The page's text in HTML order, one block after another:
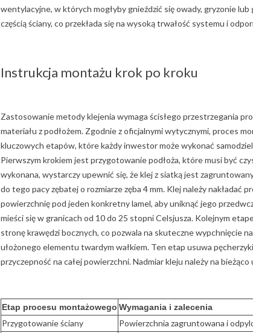
wentylacyjne, w których mogłyby gnieździć się owady, gryzonie lub
częścią ściany, co przekłada się na wysoką trwałość systemu i
Instrukcja montażu krok po kroku
Zastosowanie metody klejenia wymaga ścisłego przestrzegania
materiału z podłożem. Zgodnie z oficjalnymi wytycznymi, proces
kluczowych etapów, które każdy inwestor może wykonać
Pierwszym krokiem jest przygotowanie podłoża, które musi być
wykonana, wystarczy upewnić się, że klej z siatką jest
do tego pacy zębatej o rozmiarze zęba 4 mm. Klej należy
powierzchnię pod jeden konkretny lamel, aby uniknąć jego
mieści się w granicach od 10 do 25 stopni Celsjusza. Kolejnym
stronę krawędzi bocznych, co pozwala na skuteczne wypchnięcie
ułożonego elementu twardym wałkiem. Ten etap usuwa
przyczepność na całej powierzchni. Nadmiar kleju należy na
Etap procesu montażowego Wymagania i zalecenia
Przygotowanie ściany Powierzchnia zagruntowana i